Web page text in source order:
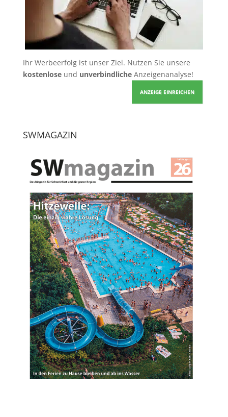
Ihr Werbeerfolg ist unser Ziel. Nutzen Sie unsere
kostenloseund unverbindlicheAnzeigenanalyse!
ANZEIGE EINREICHEN
SWMAGAZIN